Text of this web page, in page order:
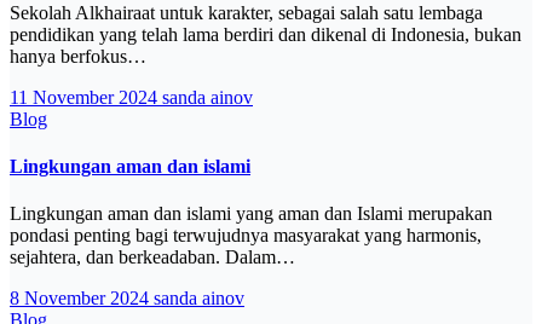
Sekolah Alkhairaat untuk karakter, sebagai salah satu lembaga
pendidikan yang telah lama berdiri dan dikenal di Indonesia, bukan
hanya berfokus…
11 November 2024 sanda ainov
Blog
Lingkungan aman dan islami
Lingkungan aman dan islami yang aman dan Islami merupakan
pondasi penting bagi terwujudnya masyarakat yang harmonis,
sejahtera, dan berkeadaban. Dalam…
8 November 2024 sanda ainov
Blog